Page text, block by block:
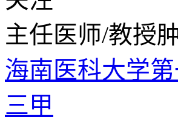
主任医师/教授
海南医科大学
三甲